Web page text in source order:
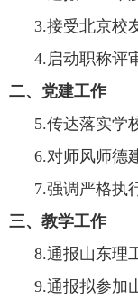
3.接受北京校
4.启动职称评
二、 党建工作
5.传达落实学
6.对师风师德
7.强调严格执
三、 教学工作
8.通报山东理
9.通报拟参加